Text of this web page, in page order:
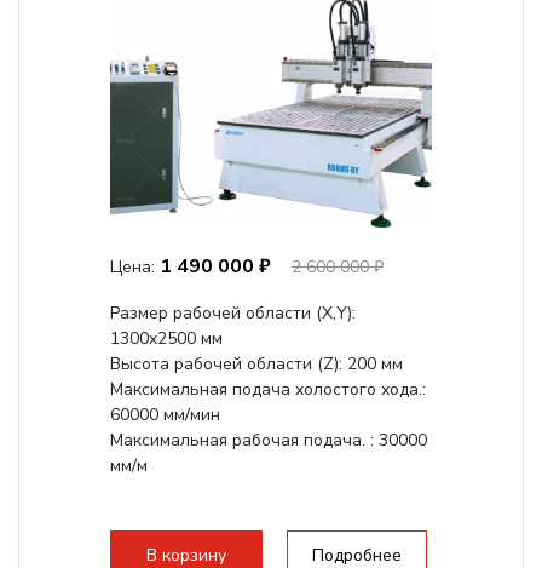
Цена: 1 490 000 ₽
2 600 000 ₽
Размер рабочей области (Х,Y):
1300x2500 мм
Высота рабочей области (Z): 200 мм
Максимальная подача холостого хода.:
60000 мм/мин
Максимальная рабочая подача. : 30000
мм/м
В корзину Подробнее